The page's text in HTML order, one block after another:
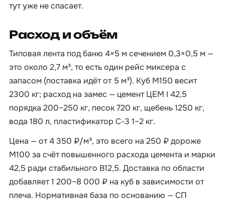
тут уже не спасает.
Расход и объём
Типовая лента под баню 4×5 м сечением 0,3×0,5 м —
это около 2,7 м³, то есть один рейс миксера с
запасом (поставка идёт от 5 м³). Куб М150 весит
2300 кг; расход на замес — цемент ЦЕМ I 42,5
порядка 200–250 кг, песок 720 кг, щебень 1250 кг,
вода 180 л, пластификатор С-3 1–2 кг.
Цена — от 4 350 ₽/м³, это всего на 250 ₽ дороже
М100 за счёт повышенного расхода цемента и марки
42,5 ради стабильного B12,5. Доставка по области
добавляет 1 200–8 000 ₽ на куб в зависимости от
плеча. Нормативная база по основанию — СП